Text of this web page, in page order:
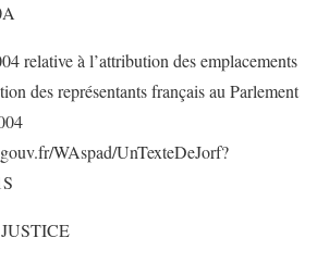
relative à l’attribution des emplacements
des représentants français au Parlement
WAspad/UnTexteDeJorf?